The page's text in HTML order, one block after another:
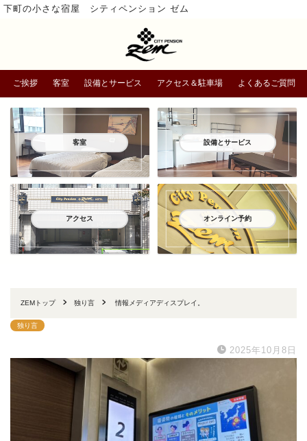
下町の小さな宿屋 シティペンション ゼム
ご挨拶 客室 設備とサービス アクセス＆駐車場 よくあるご質問
客室 設備とサービス
アクセス オンライン予約
ZEMトップ 独り言 情報メディアディスプレイ。
独り言
2025年10月8日